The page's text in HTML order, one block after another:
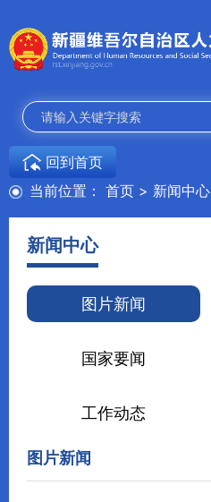
当前位置： 首页 > 新闻中心
回到首页
新闻中心
图片新闻
国家要闻
工作动态
图片新闻